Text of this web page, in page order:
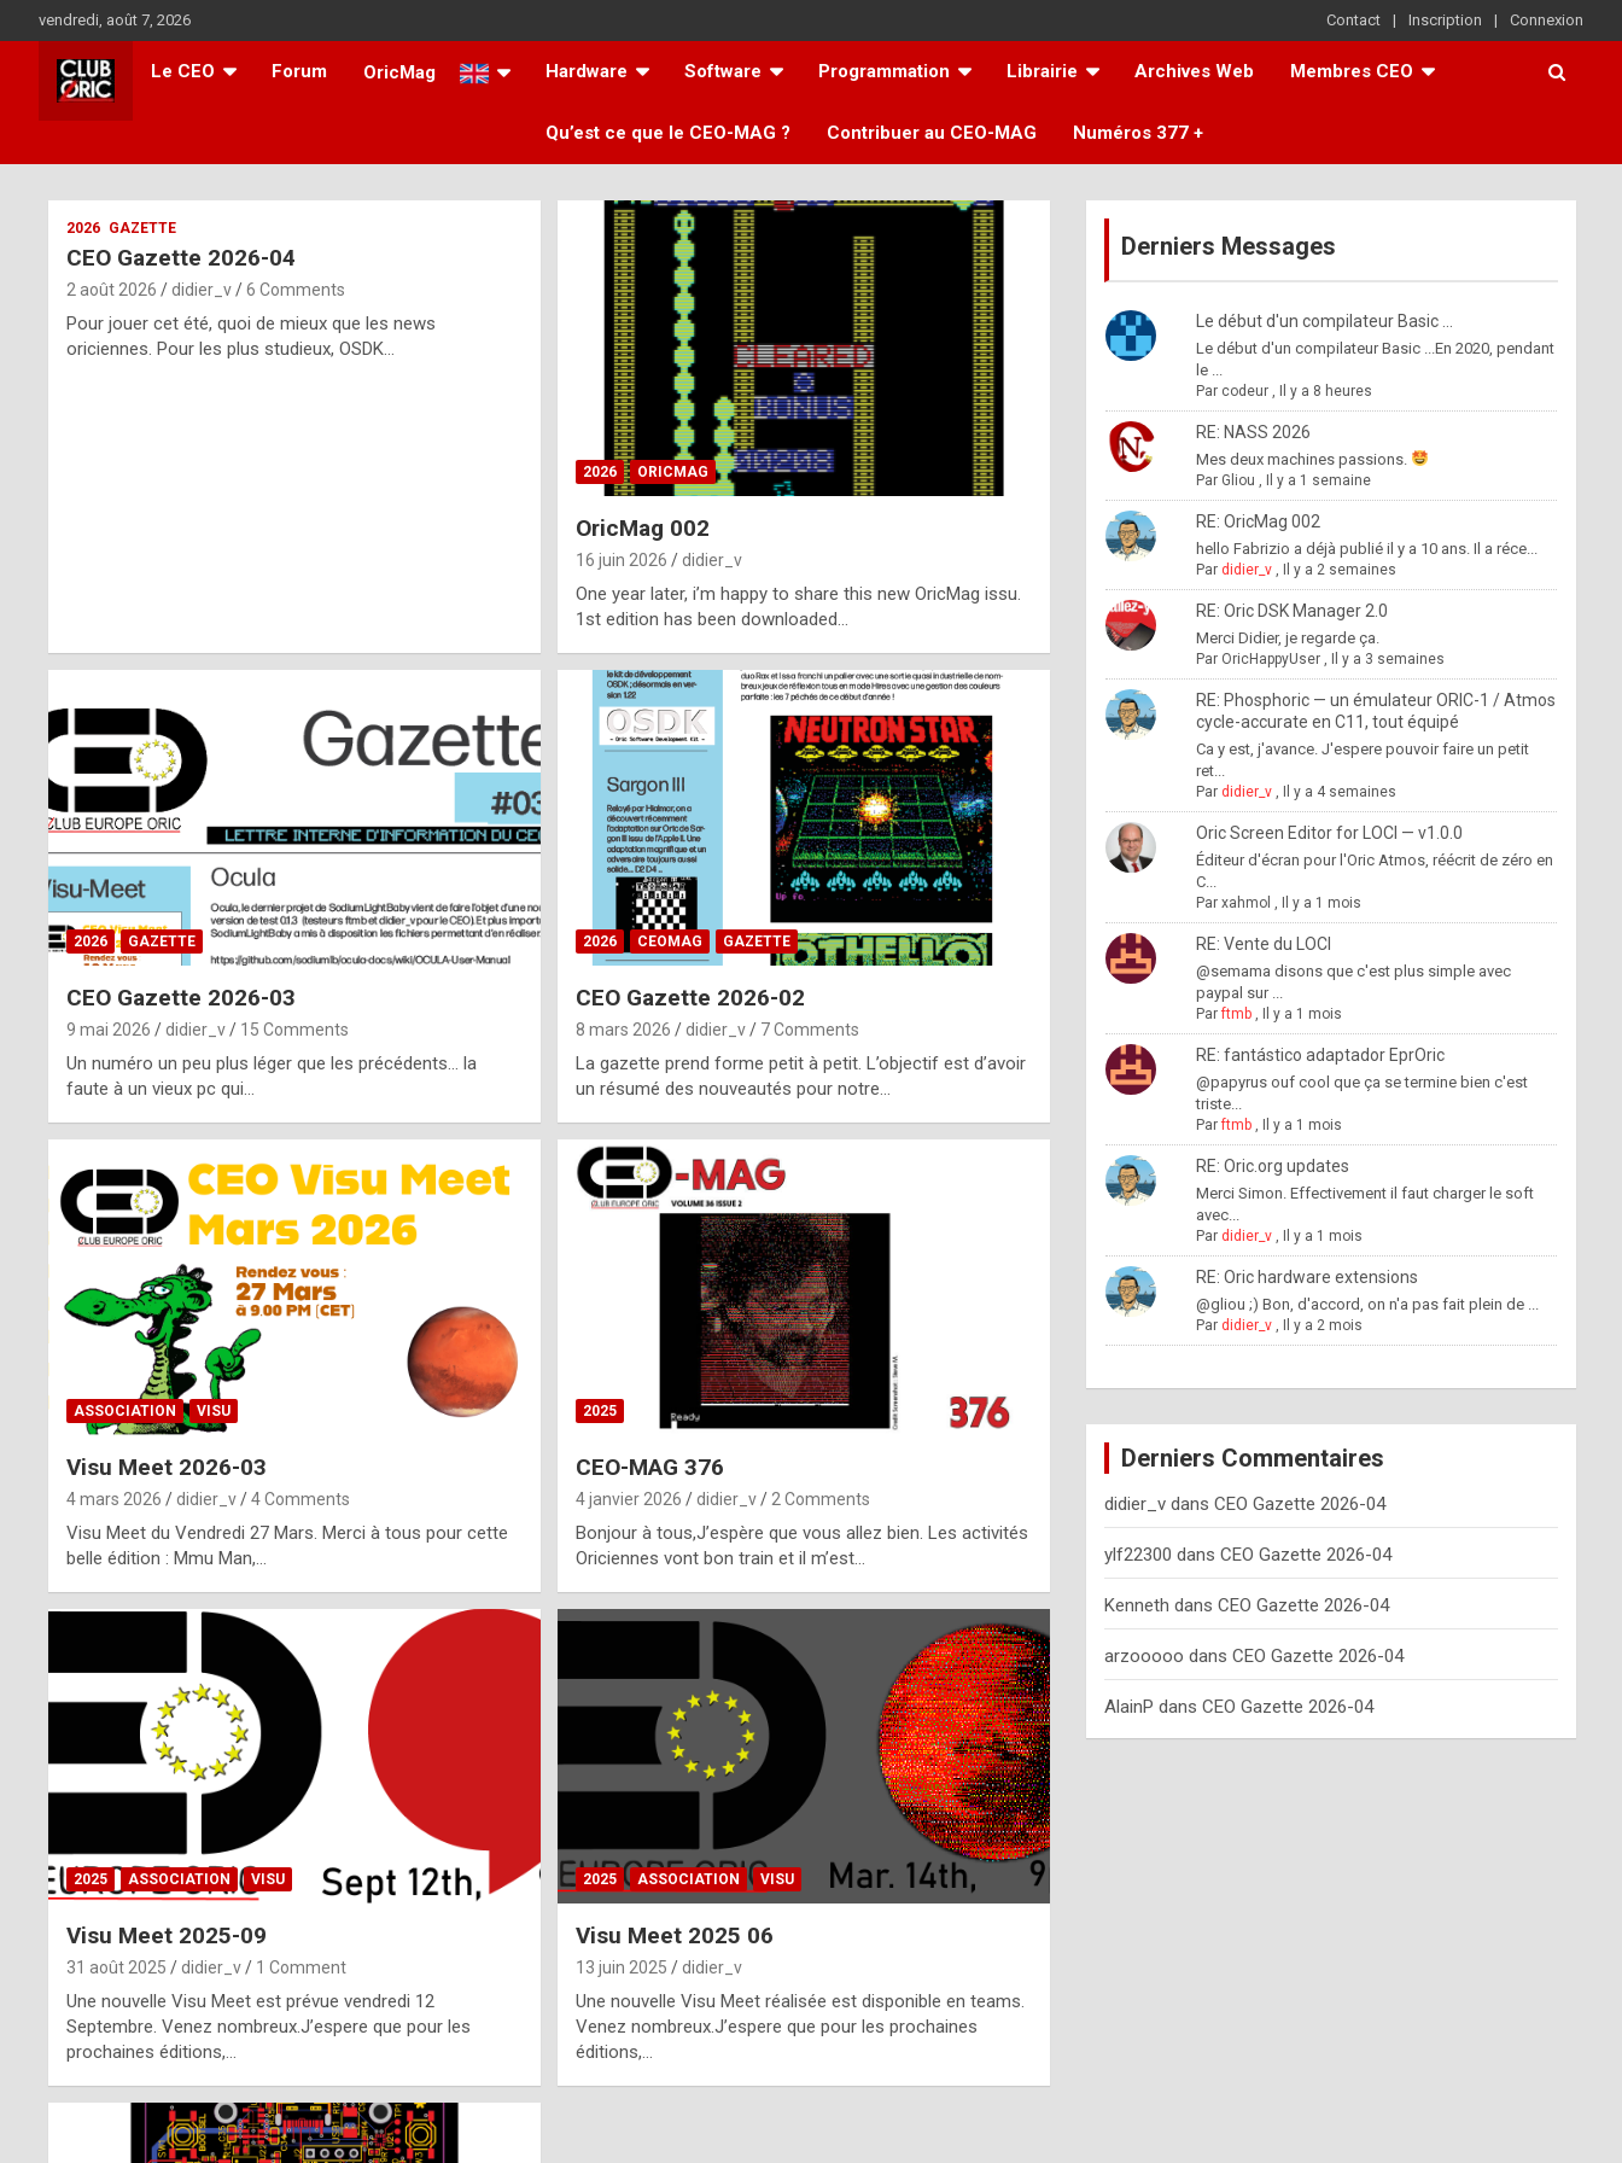
to
content
vendredi, août 7, 2026 Contact Inscription Connexion
Le CEO Forum OricMag Hardware Software Programmation Librairie Archives Web Membres CEO
Qu’est ce que le CEO-MAG ? Contribuer au CEO-MAG Numéros 377 +
ff
m
2026 GAZETTE
CEO Gazette 2026-04
2 août 2026 didier_v 6 Comments
Pour jouer cet été, quoi de mieux que les news
oriciennes. Pour les plus studieux, OSDK…
2026 ORICMAG
OricMag 002
16 juin 2026 didier_v
One year later, i’m happy to share this new OricMag issu.
1st edition has been downloaded…
2026 GAZETTE
CEO Gazette 2026-03
9 mai 2026 didier_v 15 Comments
Un numéro un peu plus léger que les précédents… la
faute à un vieux pc qui…
2026 CEOMAG GAZETTE
CEO Gazette 2026-02
8 mars 2026 didier_v 7 Comments
La gazette prend forme petit à petit. L’objectif est d’avoir
un résumé des nouveautés pour notre…
ASSOCIATION VISU
Visu Meet 2026-03
4 mars 2026 didier_v 4 Comments
Visu Meet du Vendredi 27 Mars. Merci à tous pour cette
belle édition : Mmu Man,…
2025
CEO-MAG 376
4 janvier 2026 didier_v 2 Comments
Bonjour à tous,J’espère que vous allez bien. Les activités
Oriciennes vont bon train et il m’est…
2025 ASSOCIATION VISU
Visu Meet 2025-09
31 août 2025 didier_v 1 Comment
Une nouvelle Visu Meet est prévue vendredi 12
Septembre. Venez nombreux.J’espere que pour les
prochaines éditions,…
2025 ASSOCIATION VISU
Visu Meet 2025 06
13 juin 2025 didier_v
Une nouvelle Visu Meet réalisée est disponible en teams.
Venez nombreux.J’espere que pour les prochaines
éditions,…
Derniers Messages
Le début d'un compilateur Basic ...
Le début d'un compilateur Basic ...En 2020, pendant
le ...
Par codeur, Il y a 8 heures
RE: NASS 2026
Mes deux machines passions.
Par Gliou , Il y a 1 semaine
RE: OricMag 002
hello Fabrizio a déjà publié il y a 10 ans. Il a réce...
Par didier_v, Il y a 2 semaines
RE: Oric DSK Manager 2.0
Merci Didier, je regarde ça.
Par OricHappyUser, Il y a 3 semaines
RE: Phosphoric — un émulateur ORIC-1 / Atmos
cycle-accurate en C11, tout équipé
Ca y est, j'avance. J'espere pouvoir faire un petit
ret...
Par didier_v, Il y a 4 semaines
Oric Screen Editor for LOCI — v1.0.0
Éditeur d'écran pour l'Oric Atmos, réécrit de zéro en
C...
Par xahmol , Il y a 1 mois
RE: Vente du LOCI
@semama disons que c'est plus simple avec
paypal sur ...
Parftmb, Il y a 1 mois
RE: fantástico adaptador EprOric
@papyrus ouf cool que ça se termine bien c'est
triste...
Parftmb, Il y a 1 mois
RE: Oric.org updates
Merci Simon. Effectivement il faut charger le soft
avec...
Par didier_v, Il y a 1 mois
RE: Oric hardware extensions
@gliou ;) Bon, d'accord, on n'a pas fait plein de ...
Par didier_v, Il y a 2 mois
Derniers Commentaires
didier_vdans CEO Gazette 2026-04
ylf22300 dans CEO Gazette 2026-04
Kenneth dans CEO Gazette 2026-04
arzooooo dans CEO Gazette 2026-04
AlainP dans CEO Gazette 2026-04